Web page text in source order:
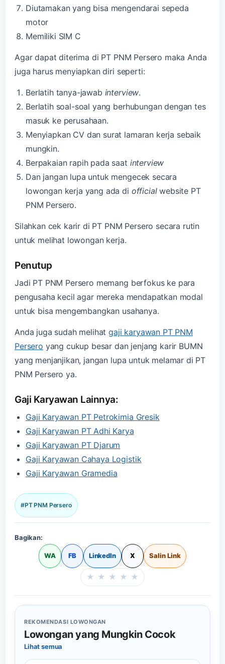
Diutamakan yang bisa mengendarai sepeda
motor
Memiliki SIM C
Agar dapat diterima di PT PNM Persero maka Anda
juga harus menyiapkan diri seperti:
Berlatih tanya-jawab interview.
Berlatih soal-soal yang berhubungan dengan tes
masuk ke perusahaan.
Menyiapkan CV dan surat lamaran kerja sebaik
mungkin.
Berpakaian rapih pada saat interview
Dan jangan lupa untuk mengecek secara
lowongan kerja yang ada di officialwebsite PT
PNM Persero.
Silahkan cek karir di PT PNM Persero secara rutin
untuk melihat lowongan kerja.
Penutup
Jadi PT PNM Persero memang berfokus ke para
pengusaha kecil agar mereka mendapatkan modal
untuk bisa mengembangkan usahanya.
Anda juga sudah melihatgaji karyawan PT PNM
Persero yang cukup besar dan jenjang karir BUMN
yang menjanjikan, jangan lupa untuk melamar di PT
PNM Persero ya.
Gaji Karyawan Lainnya:
Gaji Karyawan PT Petrokimia Gresik
Gaji Karyawan PT Adhi Karya
Gaji Karyawan PT Djarum
Gaji Karyawan Cahaya Logistik
Gaji Karyawan Gramedia
#PT PNM Persero
Bagikan:
WA FB LinkedIn X Salin Link
Beri rating halaman
★ ★ ★ ★ ★
REKOMENDASI LOWONGAN
Lowongan yang Mungkin Cocok
Lihat semua